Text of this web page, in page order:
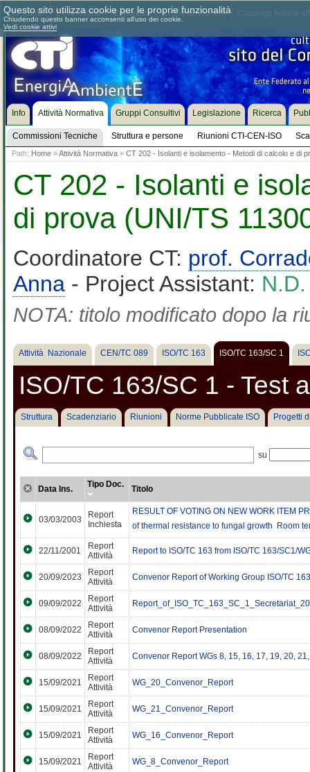
Chi siamo Dove siamo Contattaci Come associarsi
Info Attività Normativa
Commissioni Tecniche Struttura e persone Riunioni CTI-CEN-ISO
Gruppi Consultivi Legislazione Ricerca
Path: Home »Attività Normativa » CT 202 - Isolanti e isolamento - Metodi di calcolo e di
CT 202 - Isolanti e
di prova (UNI/TS
Coordinatore CT: prof.
Anna - Project Assistant: N.D.
NOTA: titolo modificato dopo la
Attività Nazionale CEN/TC 089 ISO/TC 163 ISO/TC 163/SC 1
ISO/TC 163/SC 1 - Test
Struttura Scadenziario Riunioni Norme Pubblicate ISO Progetti
su
Data Ins. Tipo Doc. Titolo
03/03/2003
Report
Inchiesta
RESULT OF VOTING ON NEW WORK ITEM
of thermal resistance to fungal growth  Room
22/11/2001
Report
Attività
Report to ISO/TC 163 from ISO/TC 163/SC1/
20/09/2023
Report
Attività
Convenor Report of Working Group ISO/TC
09/09/2022
Report
Attività
08/09/2022
Report
Attività
Convenor Report Presentation
08/09/2022
Report
Attività
Convenor Report WGs 8, 15, 16, 17, 19, 20,
15/09/2021
Report
Attività
WG_20_Convenor_Report
15/09/2021
Report
Attività
WG_21_Convenor_Report
15/09/2021
Report
Attività
WG_16_Convenor_Report
15/09/2021
Report
Attività
WG_8_Convenor_Report
Questo sito utilizza cookie per le proprie funzionalità
Chiudendo questo banner acconsenti all'uso dei cookie.
Vedi cookie attivi